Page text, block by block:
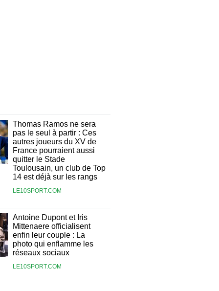
Thomas Ramos ne sera
pas le seul à partir : Ces
autres joueurs du XV de
France pourraient aussi
quitter le Stade
Toulousain, un club de Top
14 est déjà sur les rangs
LE10SPORT.COM
Antoine Dupont et Iris
Mittenaere officialisent
enfin leur couple : La
photo qui enflamme les
réseaux sociaux
LE10SPORT.COM